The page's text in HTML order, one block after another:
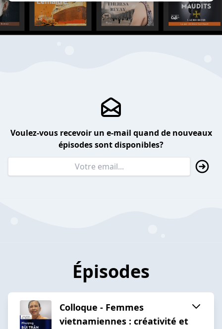
Voulez-vous recevoir un e-mail quand de nouveaux
épisodes sont disponibles?
Épisodes
Colloque - Femmes
vietnamiennes : créativité et